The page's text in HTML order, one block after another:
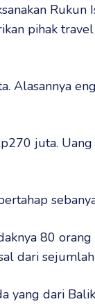
Rukun
pihak
Alasannya
juta.
80
dari
dari